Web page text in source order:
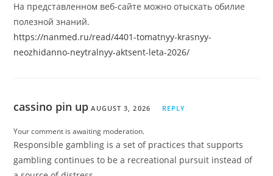
На представленном веб-сайте можно отыскать обилие
полезной знаний.
https://nanmed.ru/read/4401-tomatnyy-krasnyy-
neozhidanno-neytralnyy-aktsent-leta-2026/
cassino pin up AUGUST 3, 2026 REPLY
Your comment is awaiting moderation.
Responsible gambling is a set of practices that supports
gambling continues to be a recreational pursuit instead of